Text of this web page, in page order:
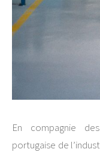
En compagnie
portugaise de